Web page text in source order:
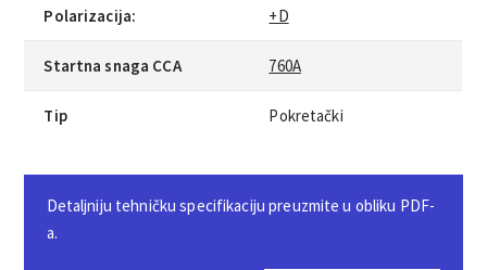
Polarizacija: +D
Startna snaga CCA 760A
Tip Pokretački
Detaljniju tehničku specifikaciju preuzmite u obliku PDF-
a.